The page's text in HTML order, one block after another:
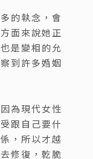
的執念，會
面來說她正
是變相的允
到許多婚姻
為現代女性
跟自己要什
，所以才越
修復，乾脆